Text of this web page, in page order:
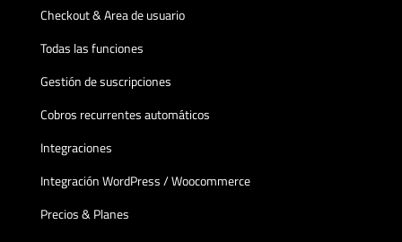
Checkout & Area de usuario
Todas las funciones
Gestión de suscripciones
Cobros recurrentes automáticos
Integraciones
Integración WordPress / Woocommerce
Precios & Planes